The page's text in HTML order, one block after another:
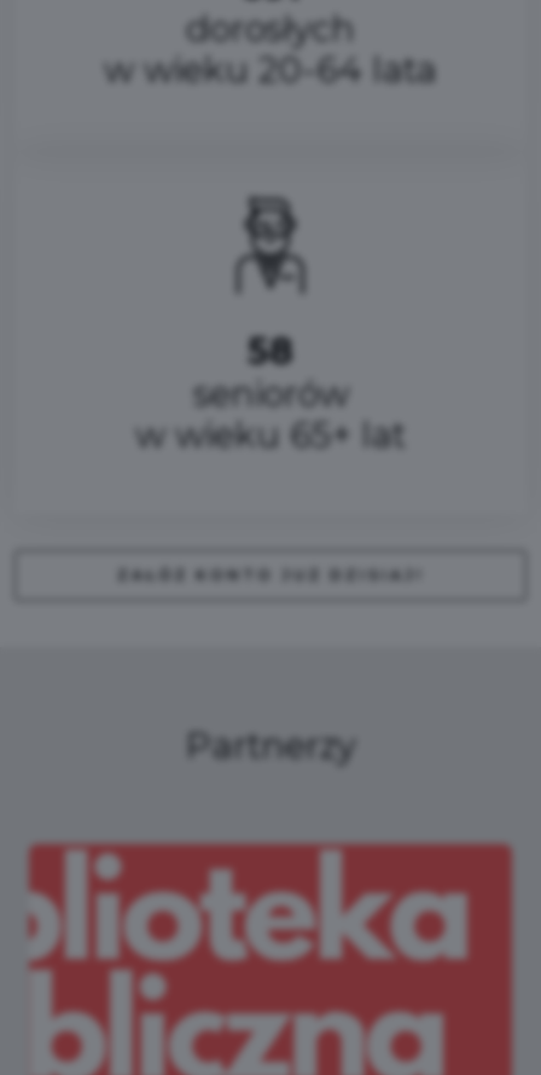
dorosłych
w wieku 20-64 lata
58
seniorów
w wieku 65+ lat
Partnerzy